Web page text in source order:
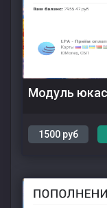
Модуль
1500 руб